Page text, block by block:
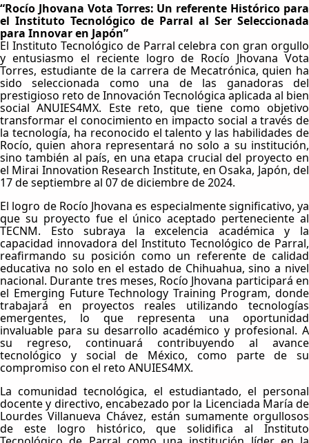
“Rocío Jhovana Vota Torres: Un referente Histórico para
el Instituto Tecnológico de Parral al Ser Seleccionada
para Innovar en Japón”
El Instituto Tecnológico de Parral celebra con gran orgullo
y entusiasmo el reciente logro de Rocío Jhovana Vota
Torres, estudiante de la carrera de Mecatrónica, quien ha
sido seleccionada como una de las ganadoras del
prestigioso reto de Innovación Tecnológica aplicada al bien
social ANUIES4MX. Este reto, que tiene como objetivo
transformar el conocimiento en impacto social a través de
la tecnología, ha reconocido el talento y las habilidades de
Rocío, quien ahora representará no solo a su institución,
sino también al país, en una etapa crucial del proyecto en
el Mirai Innovation Research Institute, en Osaka, Japón, del
17 de septiembre al 07 de diciembre de 2024.
El logro de Rocío Jhovana es especialmente significativo, ya
que su proyecto fue el único aceptado perteneciente al
TECNM. Esto subraya la excelencia académica y la
capacidad innovadora del Instituto Tecnológico de Parral,
reafirmando su posición como un referente de calidad
educativa no solo en el estado de Chihuahua, sino a nivel
nacional. Durante tres meses, Rocío Jhovana participará en
el Emerging Future Technology Training Program, donde
trabajará en proyectos reales utilizando tecnologías
emergentes, lo que representa una oportunidad
invaluable para su desarrollo académico y profesional. A
su regreso, continuará contribuyendo al avance
tecnológico y social de México, como parte de su
compromiso con el reto ANUIES4MX.
La comunidad tecnológica, el estudiantado, el personal
docente y directivo, encabezado por la Licenciada María de
Lourdes Villanueva Chávez, están sumamente orgullosos
de este logro histórico, que solidifica al Instituto